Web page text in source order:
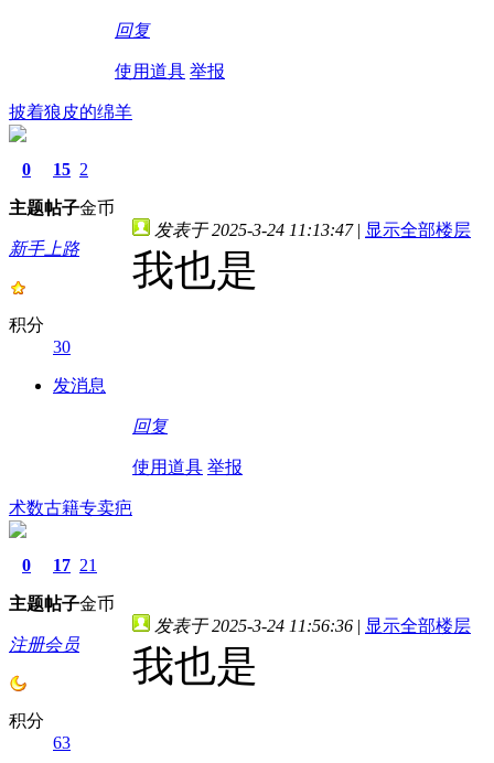
回复
使用道具 举报
披着狼皮的绵羊
0
主题
15
帖子
2
金币
新手上路
积分
30
发消息
发表于 2025-3-24 11:13:47 | 显示全部楼层
我也是
回复
使用道具 举报
术数古籍专卖疤
0
主题
17
帖子
21
金币
注册会员
积分
63
发表于 2025-3-24 11:56:36 | 显示全部楼层
我也是